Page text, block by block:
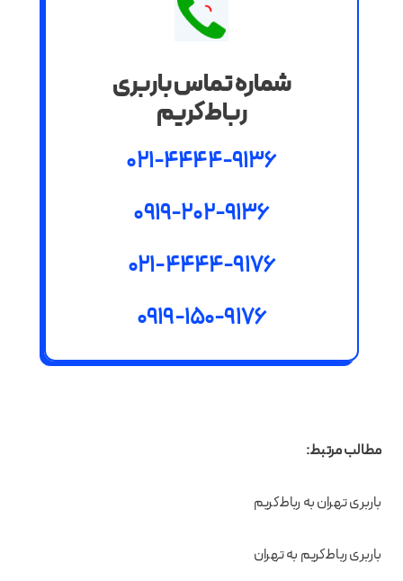
شماره تماس باربری
رباط‌کریم
021-4444-9136
0919-202-9136
021-4444-9176
0919-150-9176
مطالب مرتبط:
باربری تهران به رباط‌کریم
باربری رباط‌کریم به تهران